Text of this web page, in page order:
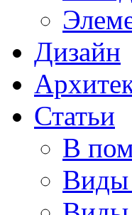
Дизайн
Статьи
В
Виды